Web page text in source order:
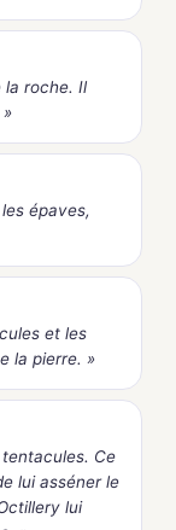
la roche. Il
épaves,
et les
la pierre. »
Ce
lui asséner le
lui